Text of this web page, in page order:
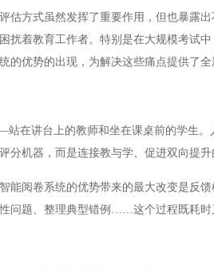
方式虽然发挥了重要作用，但也暴露出
着教育工作者。特别是在大规模考试
的优势的出现，为解决这些痛点提供了
讲台上的教师和坐在课桌前的学生。
分机器，而是连接教与学、促进双向提升
阅卷系统的优势带来的最大改变是反馈
问题、整理典型错例……这个过程既耗